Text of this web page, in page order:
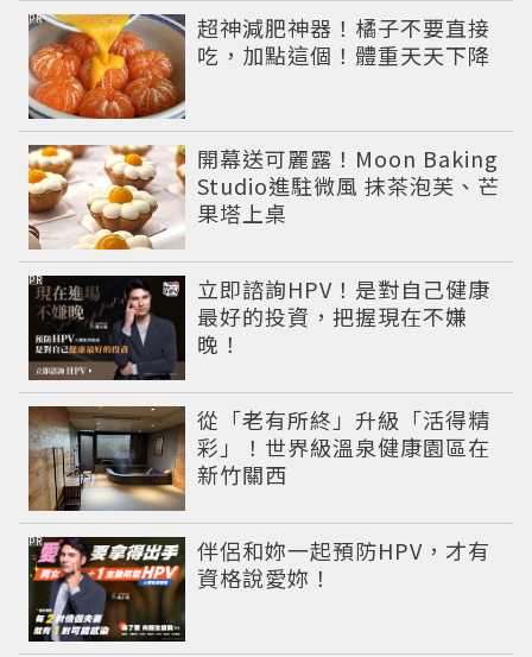
超神減肥神器！橘子不要直接
吃，加點這個！體重天天下降
PR
開幕送可麗露！Moon Baking
Studio進駐微風 抹茶泡芙、芒
果塔上桌
立即諮詢HPV！是對自己健康
最好的投資，把握現在不嫌
晚！
PR
從「老有所終」升級「活得精
彩」！世界級溫泉健康園區在
新竹關西
伴侶和妳一起預防HPV，才有
資格說愛妳！
PR